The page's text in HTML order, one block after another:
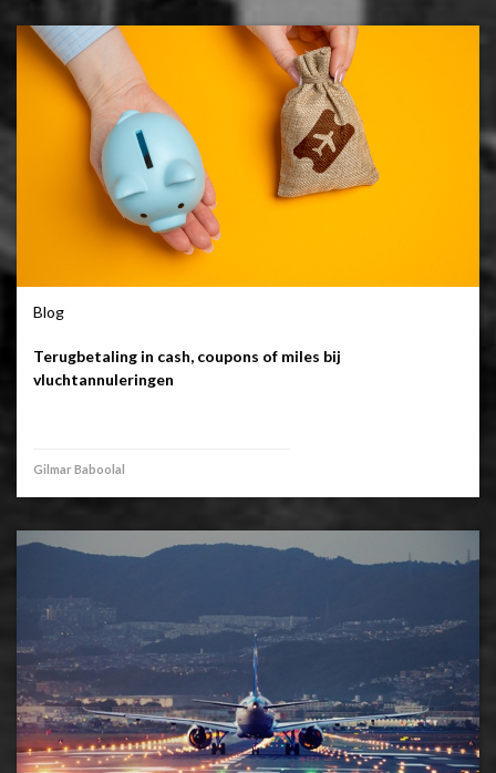
Blog
Terugbetaling in cash, coupons of miles bij
vluchtannuleringen
Gilmar Baboolal